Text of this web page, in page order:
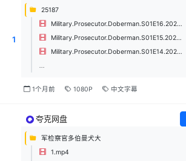
1
25187
Military.Prosecutor.Doberman.S01E16.2022.1080p.WEB-DL.H264.AAC-ColorTV.mkv
Military.Prosecutor.Doberman.S01E15.2022.1080p.WEB-DL.H264.AAC-ColorTV.mkv
Military.Prosecutor.Doberman.S01E14.2022.1080p.WEB-DL.H264.AAC-ColorTV.mkv
...
1个月前 1080P 中文字幕
夸克网盘
军检察官多伯曼犬大
1.mp4